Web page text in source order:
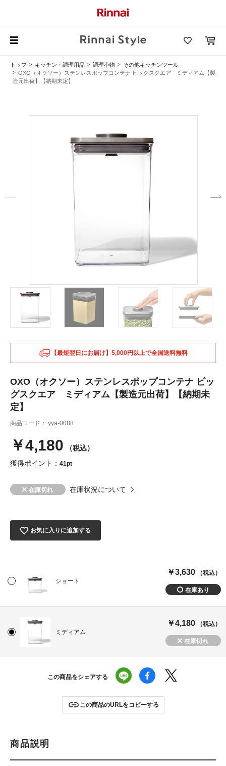
トップ キッチン・調理用品 調理小物
その他キッチンツール
OXO（オクソー）ステンレスポップコンテナ ビッグスクエア ミディアム【製
造元出荷】【納期未定】
【最短翌日にお届け】5,000円以上で全国送料無料
OXO（オクソー）ステンレスポップコンテナ ビッ
グスクエア ミディアム【製造元出荷】【納期未
定】
商品コード： yya-0088
￥4,180 （税込）
獲得ポイント： 41pt
在庫状況について
お気に入りに追加する
ショート
￥3,630 （税込）
ミディアム
￥4,180 （税込）
この商品をシェアする
この商品のURLをコピーする
商品説明